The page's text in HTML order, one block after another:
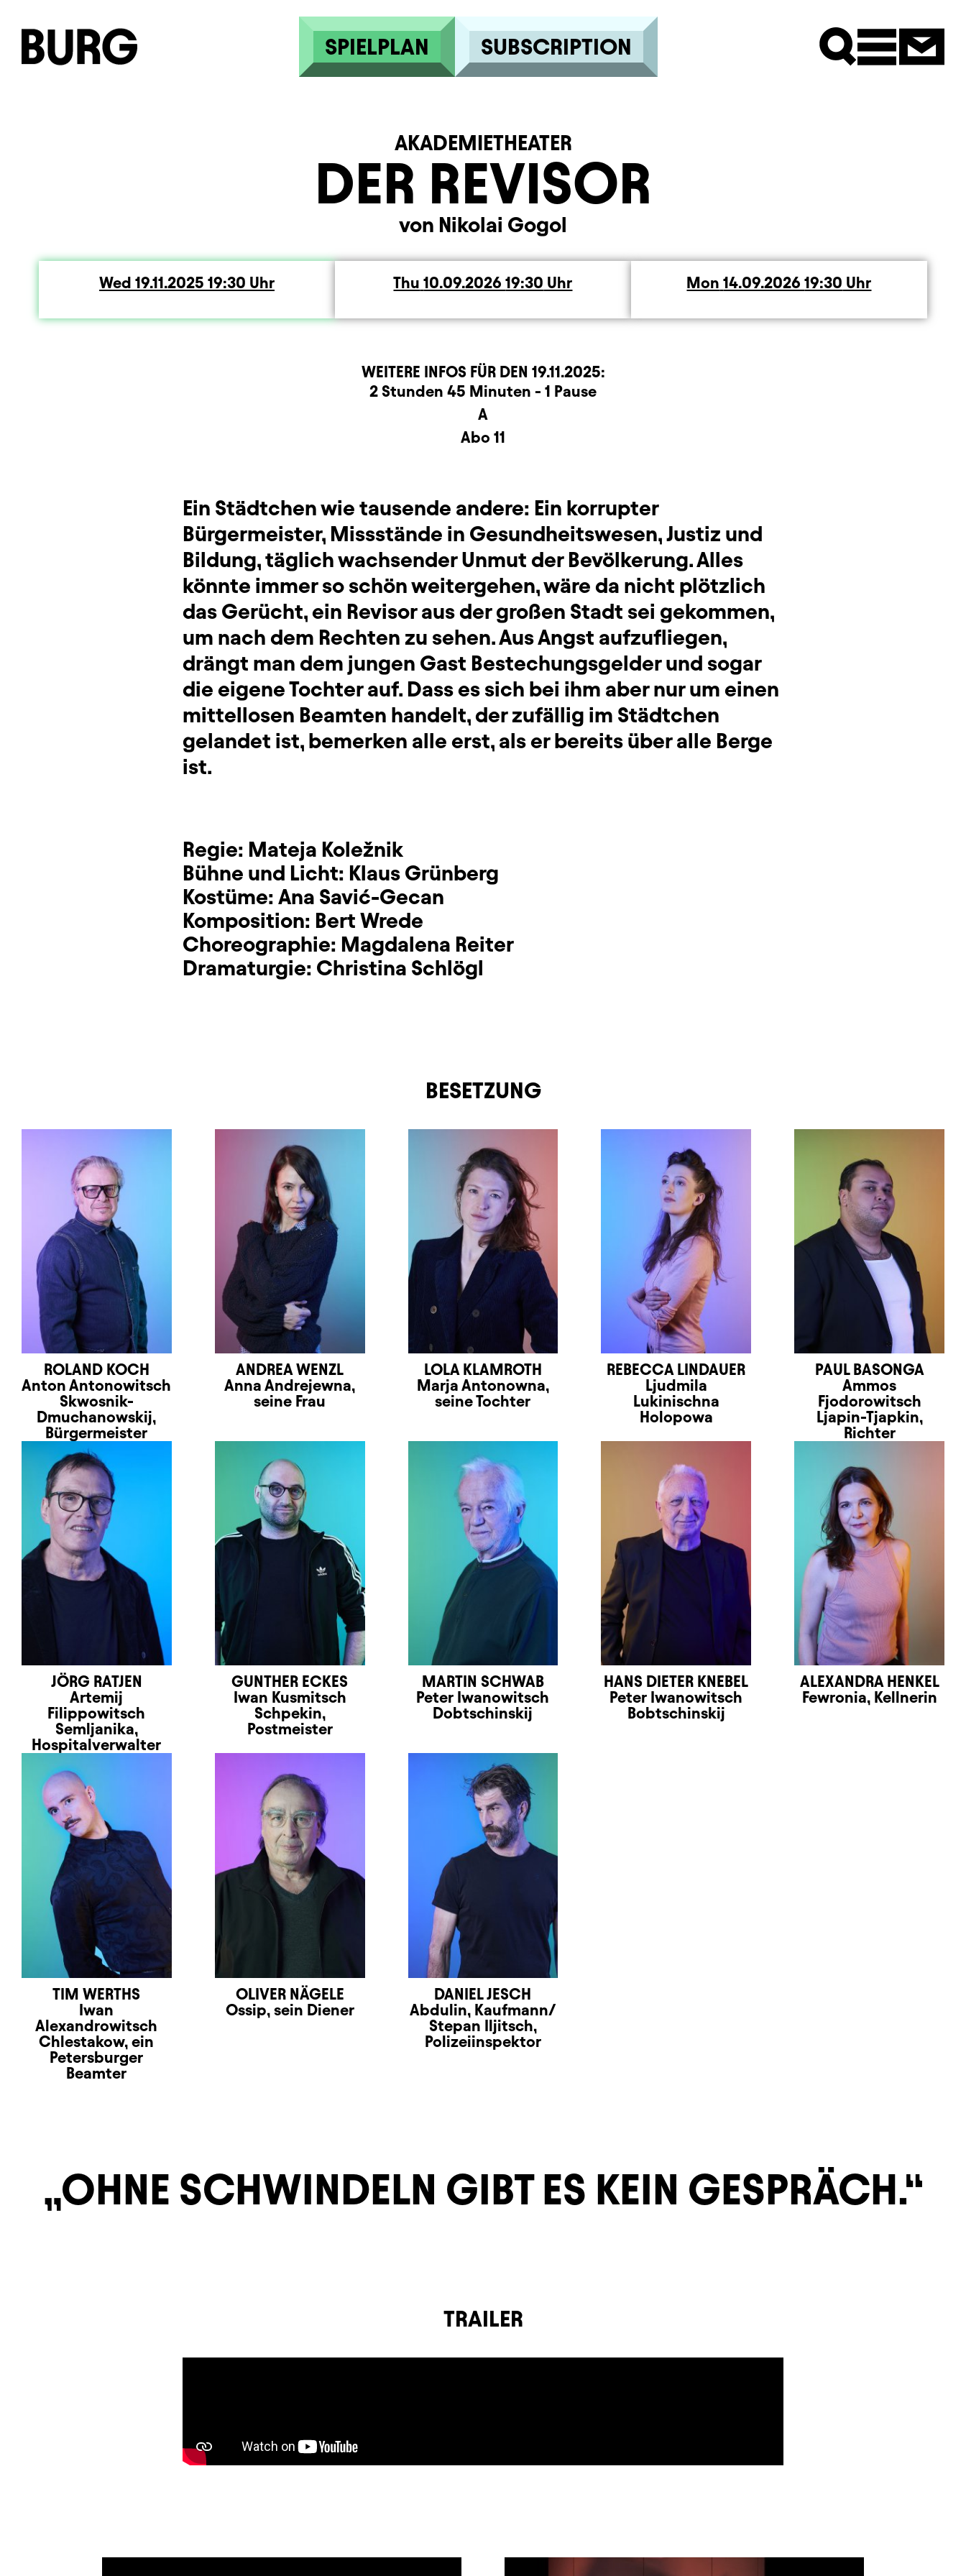
SPIELPLAN SUBSCRIPTION
DER REVISOR
AKADEMIETHEATER
von Nikolai Gogol
Wed Wednesday
19.11.2025 19:30 Uhr Thu Thursday
10.09.202619:30 Uhr Mon Monday
14.09.202619:30 Uhr
WEITERE INFOS FÜR DEN 19.11.2025:
2 Stunden 45 Minuten - 1 Pause
A
Abo 11
Ein Städtchen wie tausende andere: Ein korrupter
Bürgermeister, Missstände in Gesundheitswesen, Justiz und
Bildung, täglich wachsender Unmut der Bevölkerung. Alles
könnte immer so schön weitergehen, wäre da nicht plötzlich
das Gerücht, ein Revisor aus der großen Stadt sei gekommen,
um nach dem Rechten zu sehen. Aus Angst aufzufliegen,
drängt man dem jungen Gast Bestechungsgelder und sogar
die eigene Tochter auf. Dass es sich bei ihm aber nur um einen
mittellosen Beamten handelt, der zufällig im Städtchen
gelandet ist, bemerken alle erst, als er bereits über alle Berge
ist.
Regie: Mateja Koležnik
Bühne und Licht: Klaus Grünberg
Kostüme: Ana Savić-Gecan
Komposition: Bert Wrede
Choreographie: Magdalena Reiter
Dramaturgie: Christina Schlögl
BESETZUNG
ROLAND KOCH
Anton Antonowitsch
Skwosnik-
Dmuchanowskij,
Bürgermeister
ANDREA WENZL
Anna Andrejewna,
seine Frau
LOLA KLAMROTH
Marja Antonowna,
seine Tochter
REBECCA LINDAUER
Ljudmila
Lukinischna
Holopowa
PAUL BASONGA
Ammos
Fjodorowitsch
Ljapin-Tjapkin,
Richter
JÖRG RATJEN
Artemij
Filippowitsch
Semljanika,
Hospitalverwalter
GUNTHER ECKES
Iwan Kusmitsch
Schpekin,
Postmeister
MARTIN SCHWAB
Peter Iwanowitsch
Dobtschinskij
HANS DIETER KNEBEL
Peter Iwanowitsch
Bobtschinskij
ALEXANDRA HENKEL
Fewronia, Kellnerin
TIM WERTHS
Iwan
Alexandrowitsch
Chlestakow, ein
Petersburger
Beamter
OLIVER NÄGELE
Ossip, sein Diener
DANIEL JESCH
Abdulin, Kaufmann/
Stepan Iljitsch,
Polizeiinspektor
OHNE SCHWINDELN GIBT ES KEIN GESPRÄCH.
TRAILER